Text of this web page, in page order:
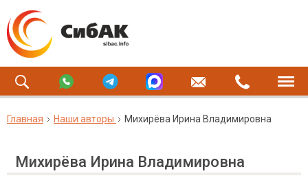
Главная Наши авторы Михирёва Ирина Владимировна
Михирёва Ирина Владимировна